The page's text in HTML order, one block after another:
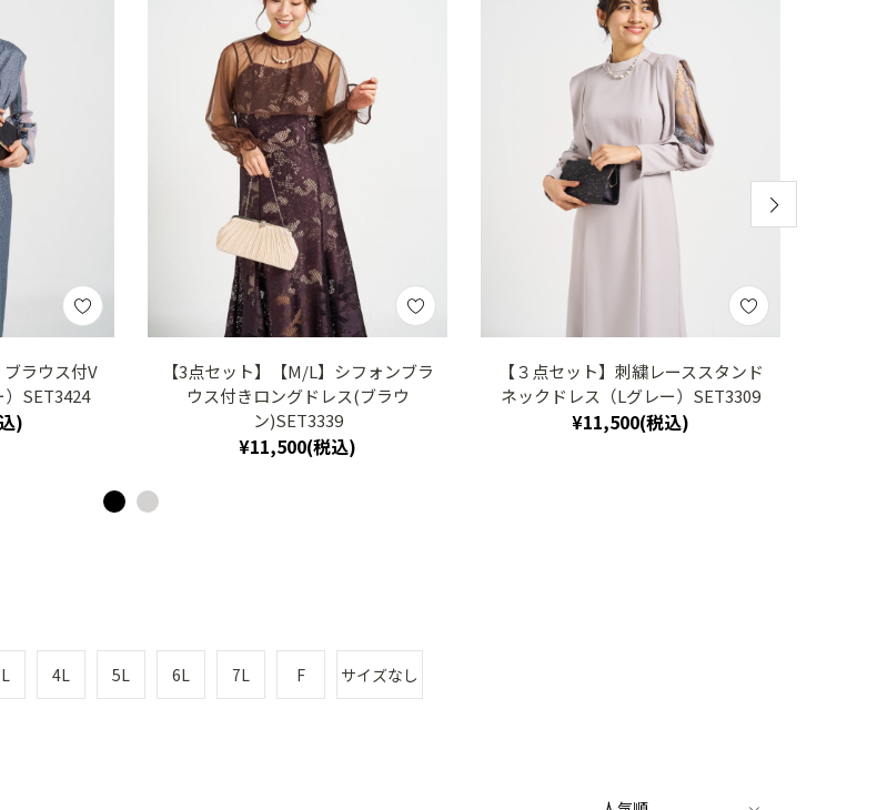
ブラウス付V
SET3424
)
【3点セット】【M/L】シフォンブラ
ウス付きロングドレス(ブラウ
ン)SET3339
¥11,500(税込)
【３点セット】刺繍レーススタンド
ネックドレス（Lグレー）SET3309
¥11,500(税込)
4L 5L 6L 7L F サイズなし